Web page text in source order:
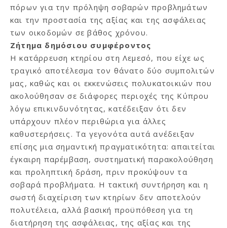
πόρων για την πρόληψη σοβαρών προβλημάτων
και την προστασία της αξίας και της ασφάλειας
των οικοδομών σε βάθος χρόνου.
Ζήτημα δημόσιου συμφέροντος
Η κατάρρευση κτηρίου στη Λεμεσό, που είχε ως
τραγικό αποτέλεσμα τον θάνατο δύο συμπολιτών
μας, καθώς και οι εκκενώσεις πολυκατοικιών που
ακολούθησαν σε διάφορες περιοχές της Κύπρου
λόγω επικινδυνότητας, κατέδειξαν ότι δεν
υπάρχουν πλέον περιθώρια για άλλες
καθυστερήσεις. Τα γεγονότα αυτά ανέδειξαν
επίσης μια σημαντική πραγματικότητα: απαιτείται
έγκαιρη παρέμβαση, συστηματική παρακολούθηση
και προληπτική δράση, πριν προκύψουν τα
σοβαρά προβλήματα. Η τακτική συντήρηση και η
σωστή διαχείριση των κτηρίων δεν αποτελούν
πολυτέλεια, αλλά βασική προϋπόθεση για τη
διατήρηση της ασφάλειας, της αξίας και της